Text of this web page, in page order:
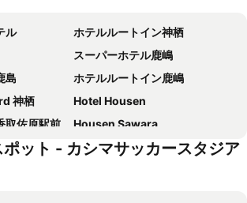
ル
ホテルルートイン神栖
スーパーホテル鹿嶋
島
ホテルルートイン鹿嶋
神栖
Hotel Housen
取佐原駅前
Housen Sawara
潮来ステーションホテル
ット - カシマサッカースタジア